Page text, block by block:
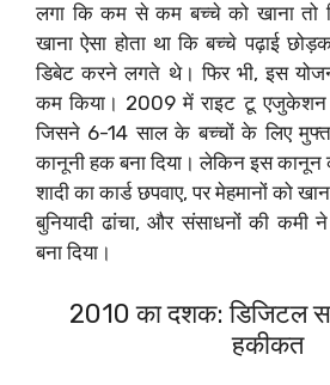
लगा कि कम से कम बच्चे को खाना तो
खाना ऐसा होता था कि बच्चे पढ़ाई
डिबेट करने लगते थे। फिर भी, इस
कम किया। 2009 में राइट टू
जिसने 6-14 साल के बच्चों के लिए मुफ्त
कानूनी हक बना दिया। लेकिन इस कानून
शादी का कार्ड छपवाए, पर मेहमानों को
बुनियादी ढांचा, और संसाधनों की
बना दिया।
2010 का दशक: डिजिटल
हकीकत